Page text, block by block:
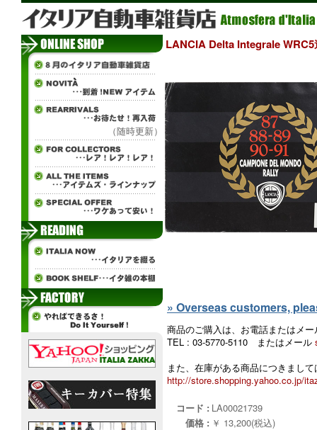
（随時更新）
LANCIA Delta Integrale
» Overseas customers,
商品のご購入は、お電話またはメ
TEL : 03-5770-5110 またはメール
また、在庫がある商品につきまし
http://store.shopping.yahoo.co.jp/
コード : LA00021739
価格 : ￥ 13,200(税込)